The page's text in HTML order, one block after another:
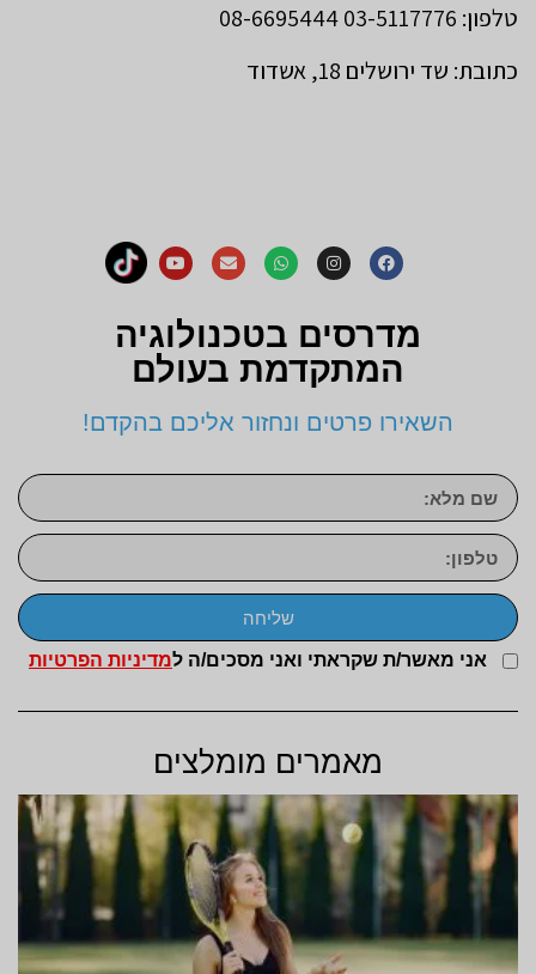
טלפון: 03-5117776 08-6695444
כתובת: שד ירושלים 18, אשדוד
מדרסים בטכנולוגיה
המתקדמת בעולם
השאירו פרטים ונחזור אליכם בהקדם!
אני מאשר/ת שקראתי ואני מסכים/ה למדיניות הפרטיות
שליחה
מאמרים מומלצים